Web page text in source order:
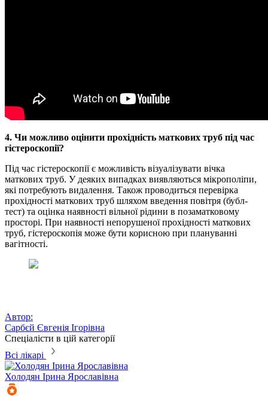
4. Чи можливо оцінити прохідність маткових труб під час
гістероскопії?
Під час гістероскопії є можливість візуалізувати вічка
маткових труб. У деяких випадках виявляються мікрополіпи,
які потребують видалення. Також проводиться перевірка
прохідності маткових труб шляхом введення повітря (бубл-
тест) та оцінка наявності вільної рідини в позаматковому
просторі. При наявності непорушеної прохідності маткових
труб, гістероскопія може бути корисною при плануванні
вагітності.
Автор:
Сарбєй Євгенія Ігорівна
Спеціалісти в цій категорії
Всі лікарі
Холодян Ірина Ярославівна